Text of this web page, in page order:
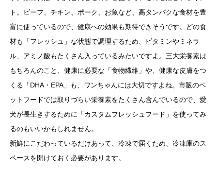
ト。ビーフ、チキン、ポーク、お魚など、高タンパクな食材を豊
富に使っているので、健康への効果も期待できそうです。どの食
材も「フレッシュ」な状態で調理するため、ビタミンやミネラ
ル、アミノ酸もたくさん入っているみたいですよ。三大栄養素は
もちろんのこと、健康に必要な「食物繊維」や、健康な皮膚をつ
くる「DHA・EPA」も、ワンちゃんには大切ですよね。市販のペ
ットフードでは取りづらい栄養素をたくさん含んでいるので、愛
犬が長生きするために「カスタムフレッシュフード」を使ってみ
るのもいいかもしれません。
新鮮にこだわっているだけあって、冷凍で届くため、冷凍庫のス
ペースを開けておく必要があります。